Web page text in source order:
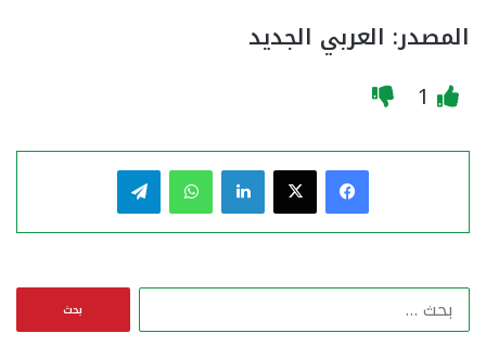
المصدر: العربي الجديد
1
فيسبوك لينكدإن واتساب